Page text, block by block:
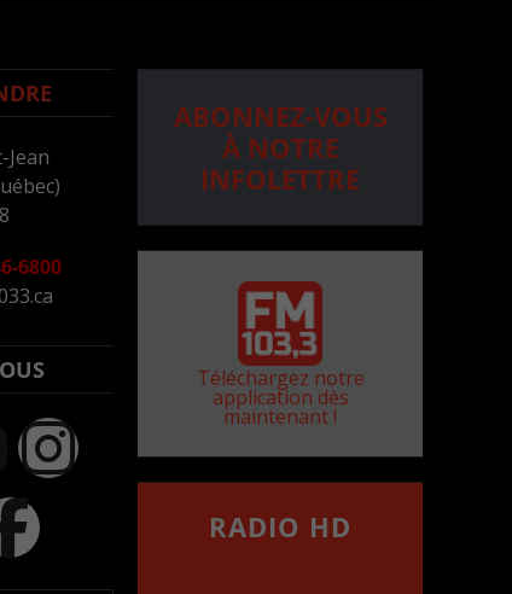
Jean
6800
ABONNEZ-VOUS
À NOTRE
INFOLETTRE
Téléchargez notre
application dès
maintenant !
RADIO HD